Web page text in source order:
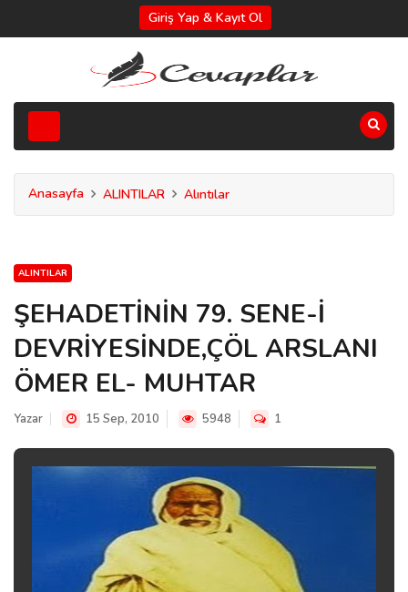
Giriş Yap & Kayıt Ol
Anasayfa ALINTILAR Alıntılar
ALINTILAR
ŞEHADETİNİN 79. SENE-İ
DEVRİYESİNDE,ÇÖL ARSLANI
ÖMER EL- MUHTAR
Yazar 15 Sep, 2010 5948 1